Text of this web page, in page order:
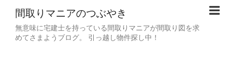
間取りマニアのつぶやき
無意味に宅建士を持っている間取りマニアが間取り図を求
めてさまようブログ。 引っ越し物件探し中！